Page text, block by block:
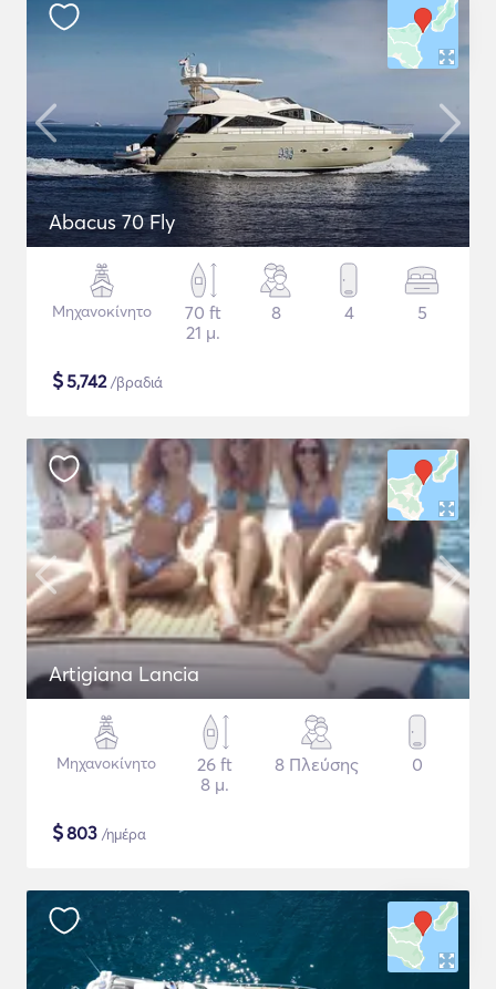
Abacus 70 Fly
Μηχανοκίνητο
70 ft
21 μ.
8 4 5
$5,742/βραδιά
Artigiana Lancia
Μηχανοκίνητο
26 ft
8 μ.
8 Πλεύσης 0
$803 /ημέρα